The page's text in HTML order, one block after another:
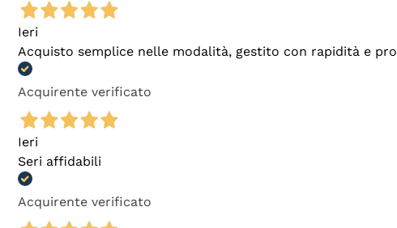
Ieri
Acquisto semplice nelle modalità, gestito con rapidità e
Acquirente verificato
Ieri
Seri affidabili
Acquirente verificato